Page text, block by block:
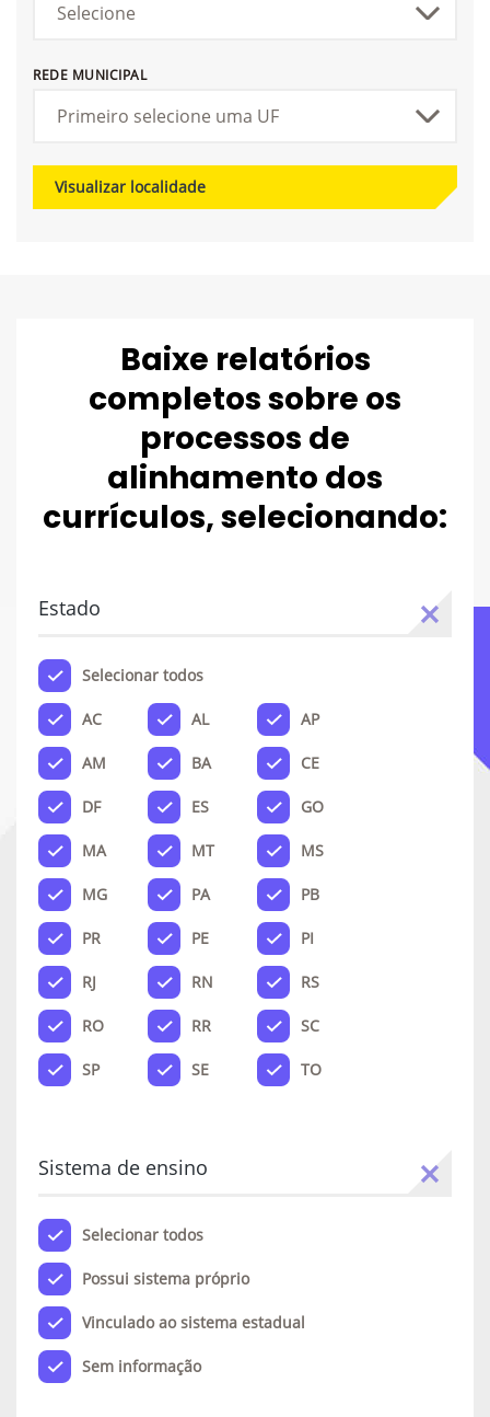
REDE MUNICIPAL
Visualizar localidade
Baixe relatórios
completos sobre os
processos de
alinhamento dos
currículos, selecionando:
Estado
Selecionar todos
AC AL AP
AM BA CE
DF ES GO
MA MT MS
MG PA PB
PR PE PI
RJ RN RS
RO RR SC
SP SE TO
Sistema de ensino
Selecionar todos
Possui sistema próprio
Vinculado ao sistema estadual
Sem informação